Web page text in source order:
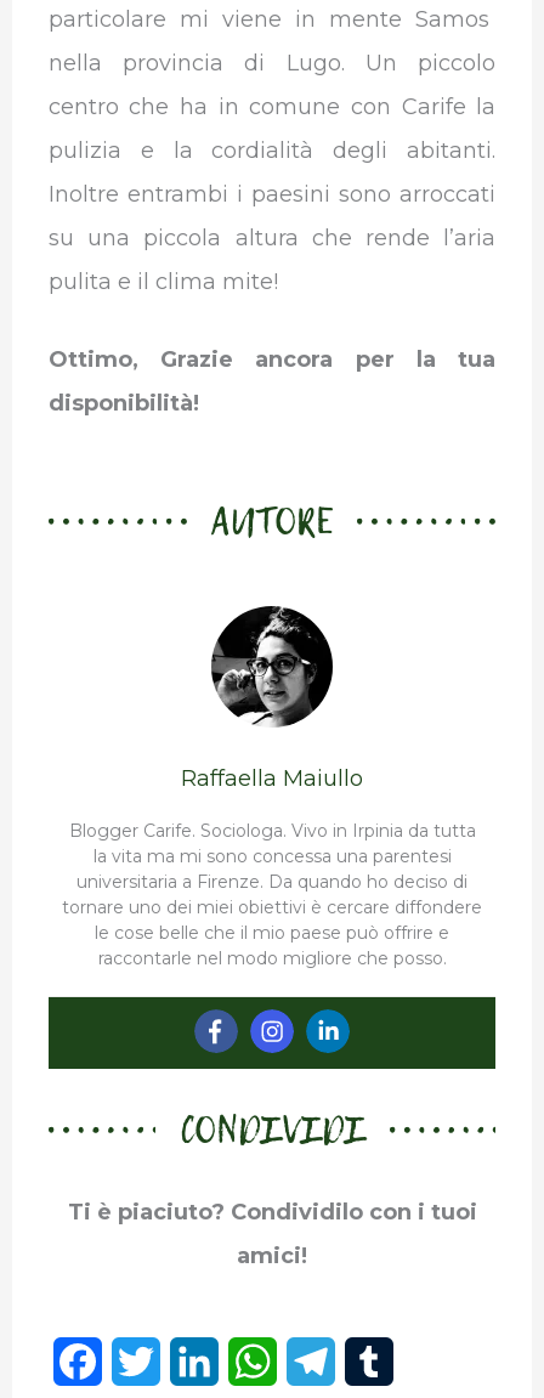
particolare mi viene in mente Samos
nella provincia di Lugo. Un piccolo
centro che ha in comune con Carife la
pulizia e la cordialità degli abitanti.
Inoltre entrambi i paesini sono arroccati
su una piccola altura che rende l’aria
pulita e il clima mite!
Ottimo, Grazie ancora per la tua
disponibilità!
AUTORE
Raffaella Maiullo
Blogger Carife. Sociologa. Vivo in Irpinia da tutta
la vita ma mi sono concessa una parentesi
universitaria a Firenze. Da quando ho deciso di
tornare uno dei miei obiettivi è cercare diffondere
le cose belle che il mio paese può offrire e
raccontarle nel modo migliore che posso.
CONDIVIDI
Ti è piaciuto? Condividilo con i tuoi
amici!
W